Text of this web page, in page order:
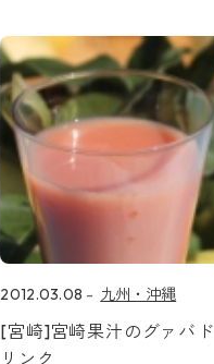
2012.03.08 九州・沖縄
[宮崎]宮崎果汁のグァバド
リンク